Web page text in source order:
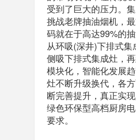
受到了巨大的压力。
挑战老牌抽油烟机，
码就在于高达99%的抽
从环吸(深井)下排式集
侧吸下排式集成灶，
模块化，智能化发展
灶不断升级换代，各
断完善提升，真正实
绿色环保型高档厨房
要求。